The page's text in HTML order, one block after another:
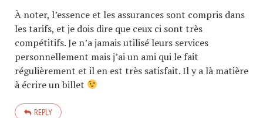
À noter, l’essence et les assurances sont compris dans
les tarifs, et je dois dire que ceux ci sont très
compétitifs. Je n’a jamais utilisé leurs services
personnellement mais j’ai un ami qui le fait
régulièrement et il en est très satisfait. Il y a là matière
à écrire un billet
REPLY